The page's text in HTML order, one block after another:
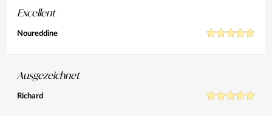
Excellent
Noureddine
Ausgezeichnet
Richard